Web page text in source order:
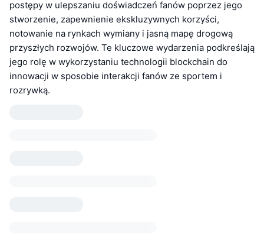
postępy w ulepszaniu doświadczeń fanów poprzez jego
stworzenie, zapewnienie ekskluzywnych korzyści,
notowanie na rynkach wymiany i jasną mapę drogową
przyszłych rozwojów. Te kluczowe wydarzenia podkreślają
jego rolę w wykorzystaniu technologii blockchain do
innowacji w sposobie interakcji fanów ze sportem i
rozrywką.